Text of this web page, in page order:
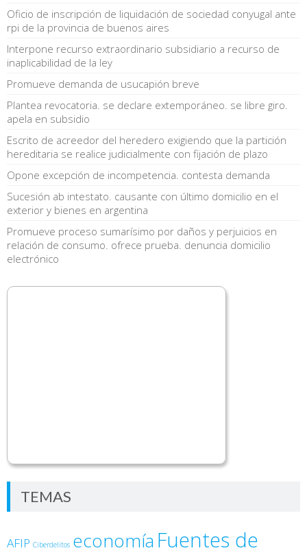
Oficio de inscripción de liquidación de sociedad conyugal ante
rpi de la provincia de buenos aires
Interpone recurso extraordinario subsidiario a recurso de
inaplicabilidad de la ley
Promueve demanda de usucapión breve
Plantea revocatoria. se declare extemporáneo. se libre giro.
apela en subsidio
Escrito de acreedor del heredero exigiendo que la partición
hereditaria se realice judicialmente con fijación de plazo
Opone excepción de incompetencia. contesta demanda
Sucesión ab intestato. causante con último domicilio en el
exterior y bienes en argentina
Promueve proceso sumarísimo por daños y perjuicios en
relación de consumo. ofrece prueba. denuncia domicilio
electrónico
TEMAS
AFIP Ciberdelitos economía Fuentes de